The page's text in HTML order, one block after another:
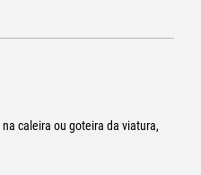
caleira ou goteira da viatura,